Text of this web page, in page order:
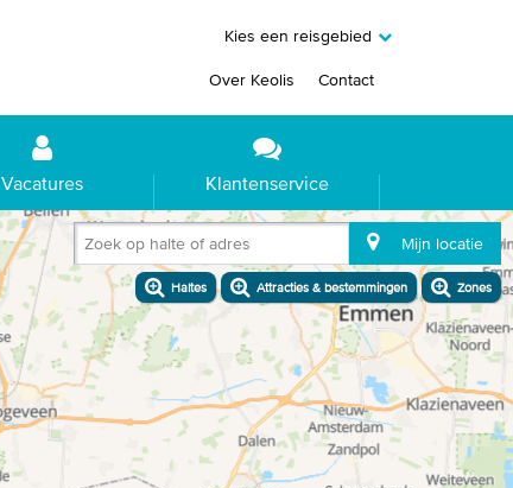
Kies een reisgebied
Over Keolis Contact
Vacatures Klantenservice
Zoek op halte of adres Mijn locatie
Haltes Attracties & bestemmingen Zones